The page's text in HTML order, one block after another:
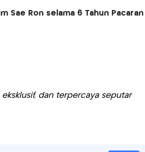
Sae Ron selama 6 Tahun Pacaran
dan terpercaya seputar